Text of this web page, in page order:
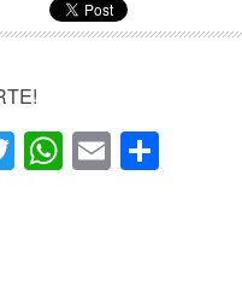
Twitter
WhatsApp
Email